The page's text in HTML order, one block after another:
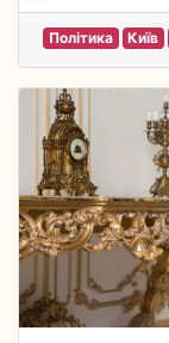
Політика Київ